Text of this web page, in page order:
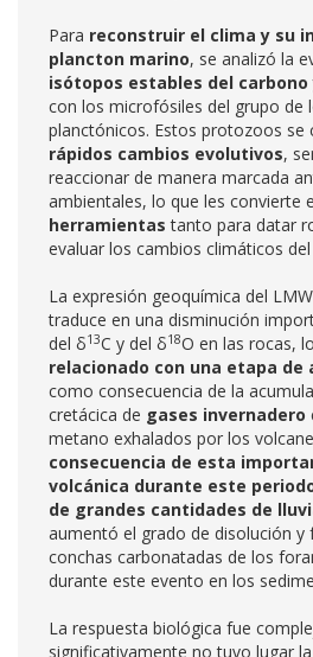
Para reconstruir el clima y su
plancton marino, se analizó la
isótopos estables del carbono
con los microfósiles del grupo de
planctónicos. Estos protozoos se
rápidos cambios evolutivos,
reaccionar de manera marcada
ambientales, lo que les convierte
herramientas tanto para datar
evaluar los cambios climáticos
La expresión geoquímica del
traduce en una disminución
del δ13C y del δ18O en las rocas,
relacionado con una etapa de
como consecuencia de la
cretácica de gases invernadero
metano exhalados por los
consecuencia de esta
volcánica durante este
de grandes cantidades de
aumentó el grado de disolución y
conchas carbonatadas de los
durante este evento en los
La respuesta biológica fue
significativamente no tuvo lugar